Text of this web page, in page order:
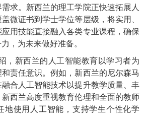
求。新西兰的理工学院正快速拓展人
微证书到学士学位等层级，将实用、
用技能直接融入各类专业课程，确保
，为未来做好准备。
新西兰的人工智能教育以学习者为
责任意识。例如，新西兰的尼尔森马
合人工智能技术以提升教学质量、丰
西兰高度重视教育伦理和全面的教师
地使用人工智能，支持学生个性化学